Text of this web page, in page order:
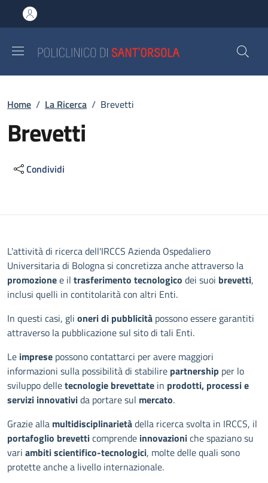
al contenuto principale
to footer content
Briciole di pane
Home / La Ricerca / Brevetti
Brevetti
Condividi
Descrizione
L'attività di ricerca dell'IRCCS Azienda Ospedaliero
Universitaria di Bologna si concretizza anche attraverso la
promozionee il trasferimento tecnologico dei suoi brevetti,
inclusi quelli in contitolarità con altri Enti.
In questi casi, gli oneri di pubblicità possono essere garantiti
attraverso la pubblicazione sul sito di tali Enti.
Le imprese possono contattarci per avere maggiori
informazioni sulla possibilità di stabilire partnership per lo
sviluppo delletecnologie brevettate in prodotti, processi e
servizi innovativida portare sul mercato.
Grazie alla multidisciplinarietàdella ricerca svolta in IRCCS, il
portafoglio brevetticomprende innovazioniche spaziano su
vari ambiti scientifico-tecnologici, molte delle quali sono
protette anche a livello internazionale.